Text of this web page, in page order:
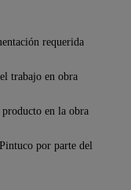
requerida
trabajo en obra
en la obra
por parte del